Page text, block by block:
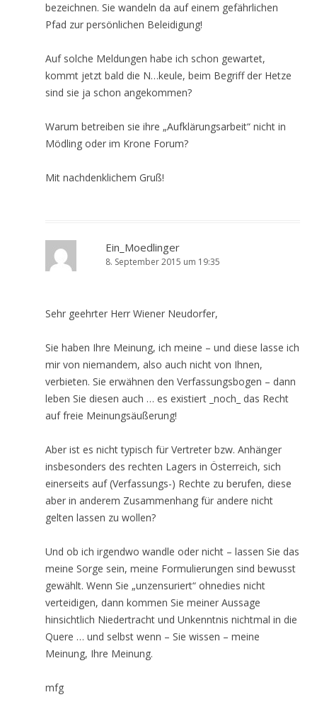
bezeichnen. Sie wandeln da auf einem gefährlichen
Pfad zur persönlichen Beleidigung!
Auf solche Meldungen habe ich schon gewartet,
kommt jetzt bald die N…keule, beim Begriff der Hetze
sind sie ja schon angekommen?
Warum betreiben sie ihre „Aufklärungsarbeit“ nicht in
Mödling oder im Krone Forum?
Mit nachdenklichem Gruß!
Ein_Moedlinger
8. September 2015 um 19:35
Sehr geehrter Herr Wiener Neudorfer,
Sie haben Ihre Meinung, ich meine – und diese lasse ich
mir von niemandem, also auch nicht von Ihnen,
verbieten. Sie erwähnen den Verfassungsbogen – dann
leben Sie diesen auch … es existiert _noch_ das Recht
auf freie Meinungsäußerung!
Aber ist es nicht typisch für Vertreter bzw. Anhänger
insbesonders des rechten Lagers in Österreich, sich
einerseits auf (Verfassungs-) Rechte zu berufen, diese
aber in anderem Zusammenhang für andere nicht
gelten lassen zu wollen?
Und ob ich irgendwo wandle oder nicht – lassen Sie das
meine Sorge sein, meine Formulierungen sind bewusst
gewählt. Wenn Sie „unzensuriert“ ohnedies nicht
verteidigen, dann kommen Sie meiner Aussage
hinsichtlich Niedertracht und Unkenntnis nichtmal in die
Quere … und selbst wenn – Sie wissen – meine
Meinung, Ihre Meinung.
mfg